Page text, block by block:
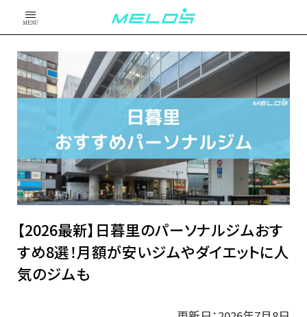
MENU
【2026最新】日暮里のパーソナルジムおす
すめ8選！月額が安いジムやダイエットに人
気のジムも